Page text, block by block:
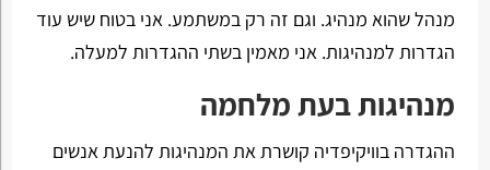
מנהל שהוא מנהיג. וגם זה רק במשתמע. אני בטוח שיש עוד
הגדרות למנהיגות. אני מאמין בשתי ההגדרות למעלה.
מנהיגות בעת מלחמה
ההגדרה בוויקיפדיה קושרת את המנהיגות להנעת אנשים